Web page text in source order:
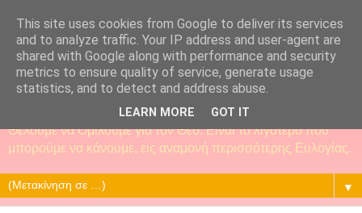
Θέλουμε να Ομιλούμε για τον Θεό. Είναι το λιγότερο που
μπορούμε να κάνουμε, εις αναμονή περισσότερης Ευλογίας.
▼
This site uses cookies from Google to deliver its services
and to analyze traffic. Your IP address and user-agent are
shared with Google along with performance and security
metrics to ensure quality of service, generate usage
statistics, and to detect and address abuse.
LEARN MORE GOT IT